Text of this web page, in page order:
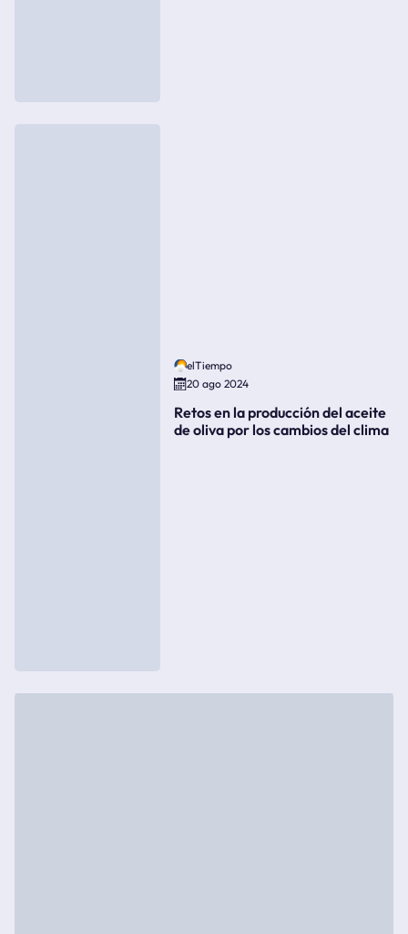
elTiempo
20 ago 2024
Retos en la producción del aceite
de oliva por los cambios del clima